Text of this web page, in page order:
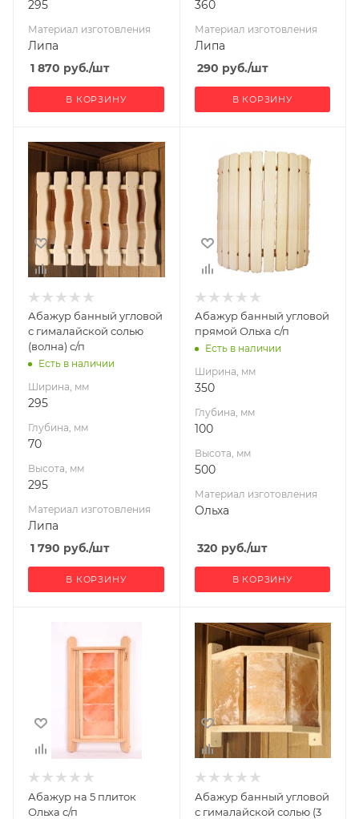
295
Материал изготовления
Липа
1 870 руб./шт
В КОРЗИНУ
360
Материал изготовления
Липа
290 руб./шт
В КОРЗИНУ
Ширина, мм
Глубина, мм
70
Высота, мм
295
Материал
Липа
Абажур банный угловой
с гималайской солью
(волна) с/п
Есть в наличии
Ширина, мм
295
Глубина, мм
70
Высота, мм
295
Материал изготовления
Липа
1 790 руб./шт
В КОРЗИНУ
Глубина, мм
Высота, мм
500
Материал
Ольха
Абажур банный угловой
прямой Ольха с/п
Есть в наличии
Ширина, мм
350
Глубина, мм
100
Высота, мм
500
Материал изготовления
Ольха
320 руб./шт
В КОРЗИНУ
Глубина, мм
Высота, мм
780
Материал
Ольха
Абажур на 5 плиток
Ольха с/п
Ширина, мм
410
Глубина, мм
80
Высота, мм
400
Материал
Липа
Абажур банный угловой
с гималайской солью (3